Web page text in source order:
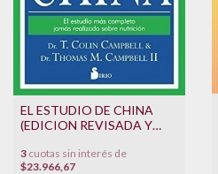
EL ESTUDIO DE CHINA
(EDICION REVISADA Y
3 cuotas sin interés de
$23.966,67